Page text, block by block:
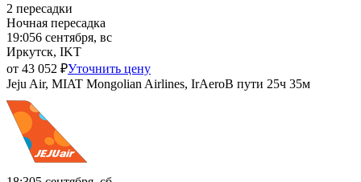
2 пересадки
Ночная пересадка
19:056 сентября, вс
Иркутск, IKT
от 43 052 ₽Уточнить цену
Jeju Air, MIAT Mongolian Airlines, IrAeroВ пути 25ч 35м